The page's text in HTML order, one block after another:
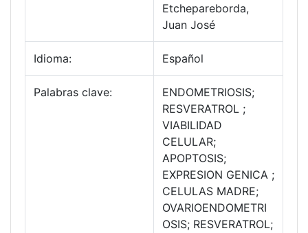
Etchepareborda,
Juan José
Idioma: Español
Palabras clave:
ENDOMETRIOSIS;
RESVERATROL ;
VIABILIDAD
CELULAR;
APOPTOSIS;
EXPRESION GENICA ;
CELULAS MADRE;
OVARIOENDOMETRI
OSIS; RESVERATROL;